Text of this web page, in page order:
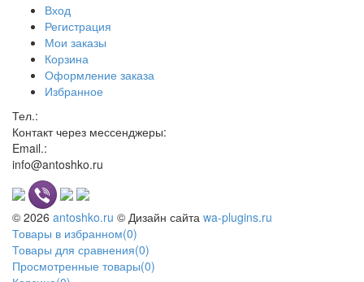
Вход
Регистрация
Мои заказы
Корзина
Оформление заказа
Избранное
Тел.:
Контакт через мессенджеры:
Email.:
info@antoshko.ru
© 2026 antoshko.ru © Дизайн сайта wa-plugins.ru
Товары в избранном(0)
Товары для сравнения(0)
Просмотренные товары(0)